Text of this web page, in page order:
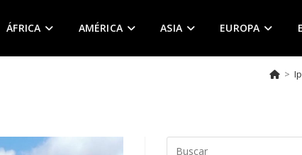
ÁFRICA AMÉRICA ASIA EUROPA
>